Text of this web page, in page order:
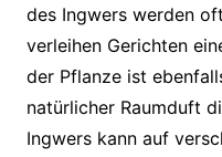
des Ingwers werden
verleihen Gerichten
der Pflanze ist
natürlicher Raumduft
Ingwers kann auf